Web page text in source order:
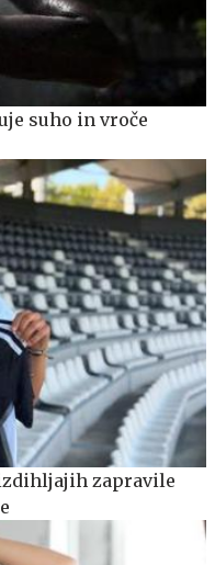
suho in vroče
zapravile